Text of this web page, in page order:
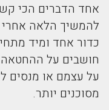
אחד הדברים הכי
להמשיך הלאה
כדור אחד ומיד
חושבים על
על עצמם או מנסים
מסוכנים יותר.